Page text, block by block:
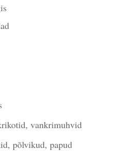
vankrimuhvid
põlvikud, papud